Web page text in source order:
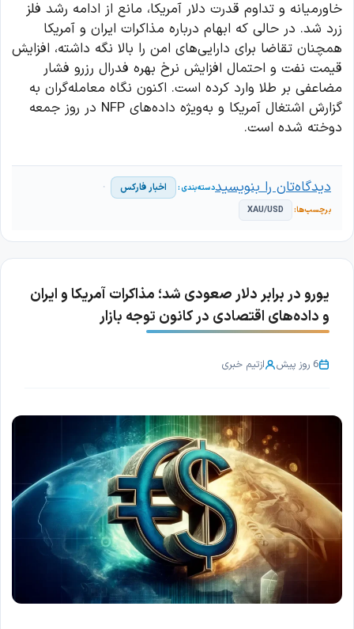
خاورمیانه و تداوم قدرت دلار آمریکا، مانع از ادامه رشد فلز
زرد شد. در حالی که ابهام درباره مذاکرات ایران و آمریکا
همچنان تقاضا برای دارایی‌های امن را بالا نگه داشته، افزایش
قیمت نفت و احتمال افزایش نرخ بهره فدرال رزرو فشار
مضاعفی بر طلا وارد کرده است. اکنون نگاه معامله‌گران به
گزارش اشتغال آمریکا و به‌ویژه داده‌های NFP در روز جمعه
دوخته شده است.
اخبار فارکس
XAU/USD
دیدگاه‌تان را بنویسید
یورو در برابر دلار صعودی شد؛ مذاکرات آمریکا و ایران
و داده‌های اقتصادی در کانون توجه بازار
6 روز پیش ازتیم خبری